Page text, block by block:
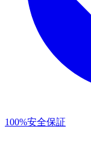
100%安全保証